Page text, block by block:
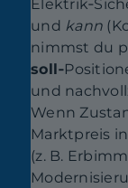
und kann
nimmst du
soll‑
und
Wenn
Marktpreis
(z. B.